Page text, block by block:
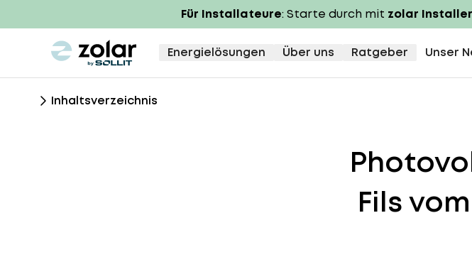
Für Installateure: Starte durch mit zolar
zolar logo Energielösungen Über uns Ratgeber Unser
Inhaltsverzeichnis
Fils